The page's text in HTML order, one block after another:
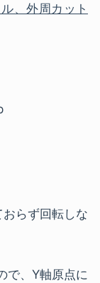
、外周カット
らず回転しな
で、Y軸原点に